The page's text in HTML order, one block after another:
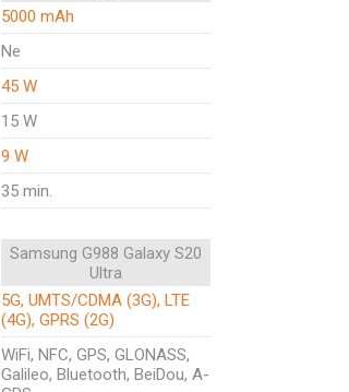
5000 mAh
Ne
45 W
15 W
9 W
35 min.
Samsung G988 Galaxy S20
Ultra
5G, UMTS/CDMA (3G), LTE
(4G), GPRS (2G)
WiFi, NFC, GPS, GLONASS,
Galileo, Bluetooth, BeiDou, A-